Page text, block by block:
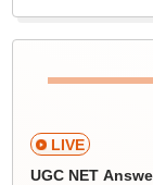
LIVE
UGC NET